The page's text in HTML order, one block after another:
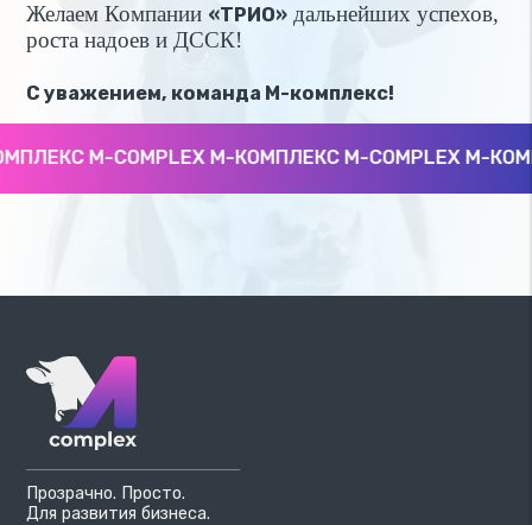
Желаем Компании «ТРИО» дальнейших успехов,
роста надоев и ДССК!
С уважением, команда М-комплекс!
M-COMPLEX М-КОМПЛЕКС M-COMPLEX М-
Прозрачно. Просто.
Для развития бизнеса.